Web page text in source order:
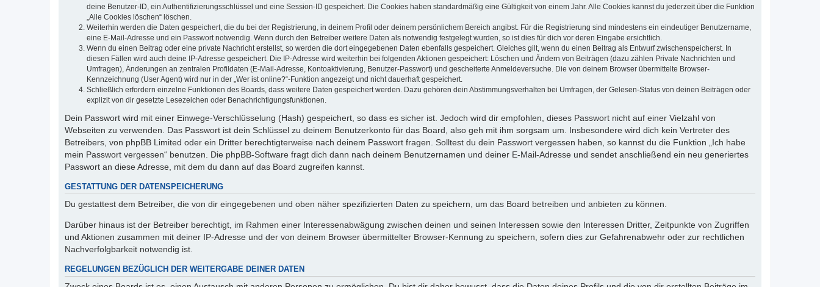
deine Benutzer-ID, ein Authentifizierungsschlüssel und eine Session-ID gespeichert. Die Cookies haben standardmäßig eine Gültigkeit von einem Jahr. Alle Cookies kannst du jederzeit über die Funktion
„Alle Cookies löschen“ löschen.
Weiterhin werden die Daten gespeichert, die du bei der Registrierung, in deinem Profil oder deinem persönlichem Bereich angibst. Für die Registrierung sind mindestens ein eindeutiger Benutzername,
eine E-Mail-Adresse und ein Passwort notwendig. Wenn durch den Betreiber weitere Daten als notwendig festgelegt wurden, so ist dies für dich vor deren Eingabe ersichtlich.
Wenn du einen Beitrag oder eine private Nachricht erstellst, so werden die dort eingegebenen Daten ebenfalls gespeichert. Gleiches gilt, wenn du einen Beitrag als Entwurf zwischenspeicherst. In
diesen Fällen wird auch deine IP-Adresse gespeichert. Die IP-Adresse wird weiterhin bei folgenden Aktionen gespeichert: Löschen und Ändern von Beiträgen (dazu zählen Private Nachrichten und
Umfragen), Änderungen an zentralen Profildaten (E-Mail-Adresse, Kontoaktivierung, Benutzer-Passwort) und gescheiterte Anmeldeversuche. Die von deinem Browser übermittelte Browser-
Kennzeichnung (User Agent) wird nur in der „Wer ist online?“-Funktion angezeigt und nicht dauerhaft gespeichert.
Schließlich erfordern einzelne Funktionen des Boards, dass weitere Daten gespeichert werden. Dazu gehören dein Abstimmungsverhalten bei Umfragen, der Gelesen-Status von deinen Beiträgen oder
explizit von dir gesetzte Lesezeichen oder Benachrichtigungsfunktionen.
Dein Passwort wird mit einer Einwege-Verschlüsselung (Hash) gespeichert, so dass es sicher ist. Jedoch wird dir empfohlen, dieses Passwort nicht auf einer Vielzahl von
Webseiten zu verwenden. Das Passwort ist dein Schlüssel zu deinem Benutzerkonto für das Board, also geh mit ihm sorgsam um. Insbesondere wird dich kein Vertreter des
Betreibers, von phpBB Limited oder ein Dritter berechtigterweise nach deinem Passwort fragen. Solltest du dein Passwort vergessen haben, so kannst du die Funktion „Ich habe
mein Passwort vergessen“ benutzen. Die phpBB-Software fragt dich dann nach deinem Benutzernamen und deiner E-Mail-Adresse und sendet anschließend ein neu generiertes
Passwort an diese Adresse, mit dem du dann auf das Board zugreifen kannst.
GESTATTUNG DER DATENSPEICHERUNG
Du gestattest dem Betreiber, die von dir eingegebenen und oben näher spezifizierten Daten zu speichern, um das Board betreiben und anbieten zu können.
Darüber hinaus ist der Betreiber berechtigt, im Rahmen einer Interessenabwägung zwischen deinen und seinen Interessen sowie den Interessen Dritter, Zeitpunkte von Zugriffen
und Aktionen zusammen mit deiner IP-Adresse und der von deinem Browser übermittelter Browser-Kennung zu speichern, sofern dies zur Gefahrenabwehr oder zur rechtlichen
Nachverfolgbarkeit notwendig ist.
REGELUNGEN BEZÜGLICH DER WEITERGABE DEINER DATEN